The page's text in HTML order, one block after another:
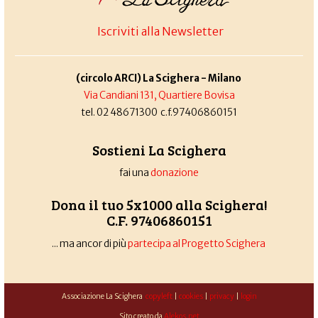
Iscriviti alla Newsletter
(circolo ARCI) La Scighera - Milano
Via Candiani 131, Quartiere Bovisa
tel. 02 48671300 c.f.97406860151
Sostieni La Scighera
fai unadonazione
Dona il tuo 5x1000 alla Scighera!
C.F. 97406860151
... ma ancor di piùpartecipa al Progetto Scighera
Associazione La Scighera copyleft| cookies| privacy| login
Sito creato da Alekos.net